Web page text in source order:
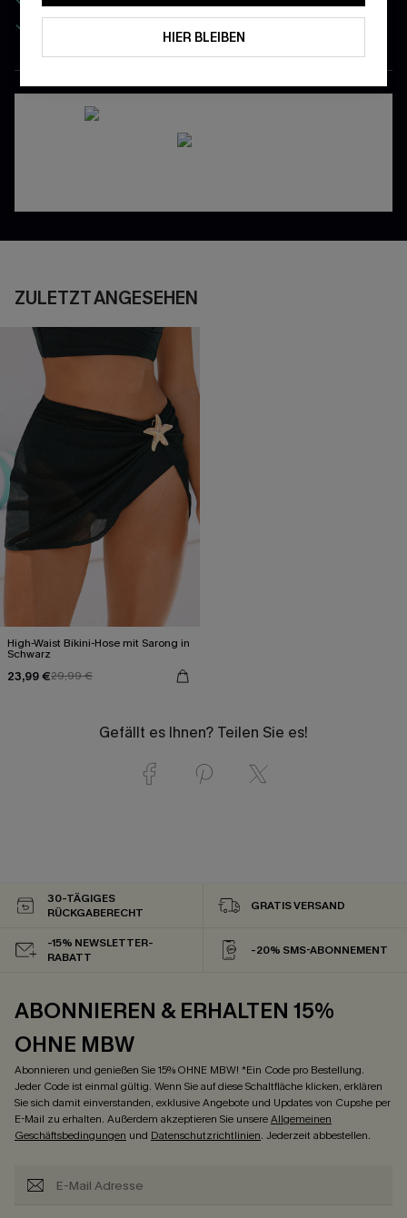
Gratis Versand für NeukundInnen
ZULETZT ANGESEHEN
High-Waist Bikini-Hose mit Sarong in
Schwarz
23,99 €29,99 €
Gefällt es Ihnen? Teilen Sie es!
HIER BLEIBEN
30-TÄGIGES
RÜCKGABERECHT
GRATIS VERSAND
-15% NEWSLETTER-
RABATT
-20% SMS-ABONNEMENT
ABONNIEREN & ERHALTEN 15%
OHNE MBW
Abonnieren und genießen Sie 15% OHNE MBW! *Ein Code pro Bestellung.
Jeder Code ist einmal gültig. Wenn Sie auf diese Schaltfläche klicken, erklären
Sie sich damit einverstanden, exklusive Angebote und Updates von Cupshe per
E-Mail zu erhalten. Außerdem akzeptieren Sie unsereAllgemeinen
Geschäftsbedingungen und Datenschutzrichtlinien. Jederzeit abbestellen.